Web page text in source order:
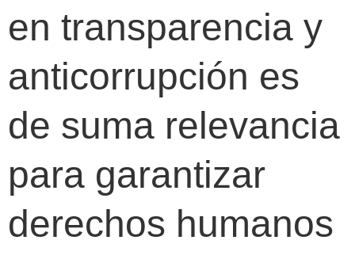
en transparencia y
anticorrupción es
de suma relevancia
para garantizar
derechos humanos